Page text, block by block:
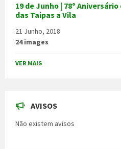
19 de Junho | 78º
das Taipas a Vila
21 Junho, 2018
24 images
VER MAIS
AVISOS
Não existem avisos